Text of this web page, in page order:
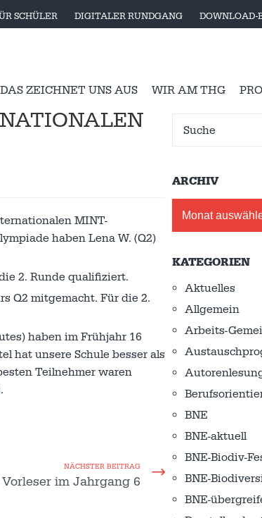
SCHÜLER DIGITALER RUNDGANG DOWNLOAD-
DAS ZEICHNET UNS AUS WIR AM THG
M
MINT-
haben Lena W. (Q2)
2. Runde qualifiziert.
Q2 mitgemacht. Für die 2.
haben im Frühjahr 16
hat unsere Schule besser als
Teilnehmer waren
NÄCHSTER BEITRAG
im Jahrgang 6
ARCHIV
KATEGORIEN
Aktuelles
Allgemein
Arbeits-
BNE
BNE-aktuell
BNE-Biodiv-
BNE-
BNE-